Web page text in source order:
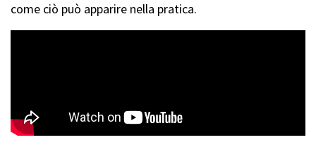
come ciò può apparire nella pratica.